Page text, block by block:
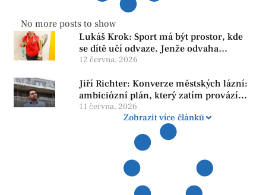
No more posts to show
Lukáš Krok: Sport má být prostor, kde
se dítě učí odvaze. Jenže odvaha
neroste tam, kde se bojí udělat chybu.
12 června, 2026
Jiří Richter: Konverze městských lázní:
ambiciózní plán, který zatím provází
více otazníků než jistot
11 června, 2026
Zobrazit více článků